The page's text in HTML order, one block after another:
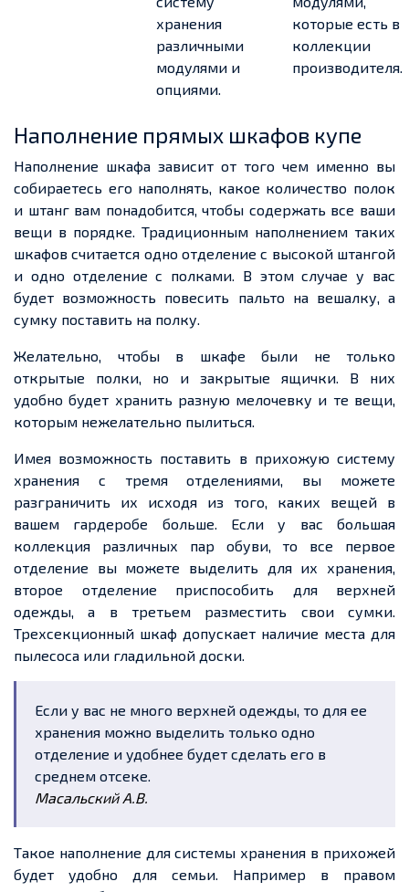
хранения
различными
модулями и
опциями.
которые есть в
коллекции
производителя.
Наполнение прямых шкафов купе
Наполнение шкафа зависит от того чем именно вы
собираетесь его наполнять, какое количество полок
и штанг вам понадобится, чтобы содержать все ваши
вещи в порядке. Традиционным наполнением таких
шкафов считается одно отделение с высокой штангой
и одно отделение с полками. В этом случае у вас
будет возможность повесить пальто на вешалку, а
сумку поставить на полку.
Желательно, чтобы в шкафе были не только
открытые полки, но и закрытые ящички. В них
удобно будет хранить разную мелочевку и те вещи,
которым нежелательно пылиться.
Имея возможность поставить в прихожую систему
хранения с тремя отделениями, вы можете
разграничить их исходя из того, каких вещей в
вашем гардеробе больше. Если у вас большая
коллекция различных пар обуви, то все первое
отделение вы можете выделить для их хранения,
второе отделение приспособить для верхней
одежды, а в третьем разместить свои сумки.
Трехсекционный шкаф допускает наличие места для
пылесоса или гладильной доски.
Если у вас не много верхней одежды, то для ее
хранения можно выделить только одно
отделение и удобнее будет сделать его в
среднем отсеке.
Масальский А.В.
Такое наполнение для системы хранения в прихожей
будет удобно для семьи. Например в правом